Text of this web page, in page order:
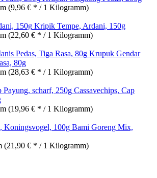
(9,96 € * / 1 Kilogramm)
Kripik Tempe, Ardani, 150g
(22,60 € * / 1 Kilogramm)
Krupuk Gendar
80g
(28,63 € * / 1 Kilogramm)
Cassavechips, Cap
(19,96 € * / 1 Kilogramm)
Bami Goreng Mix,
(21,90 € * / 1 Kilogramm)